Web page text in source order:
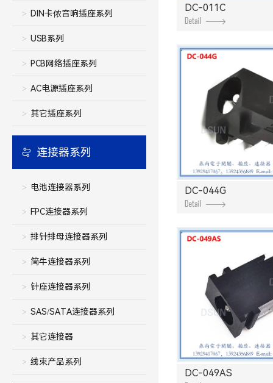
DIN卡侬音响插座系列
USB系列
PCB网络插座系列
AC电源插座系列
其它插座系列
连接器系列
电池连接器系列
FPC连接器系列
排针排母连接器系列
简牛连接器系列
针座连接器系列
SAS/SATA连接器系列
其它连接器
线束产品系列
DC-011C
DC-044G
DC-049AS